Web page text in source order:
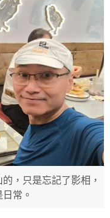
，只是忘記了影相，
常。